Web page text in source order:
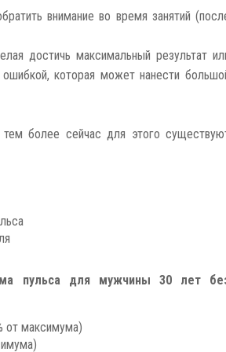
внимание во время занятий
достичь максимальный результат
которая может нанести
более сейчас для этого
пульса для мужчины 30 лет
от максимума)